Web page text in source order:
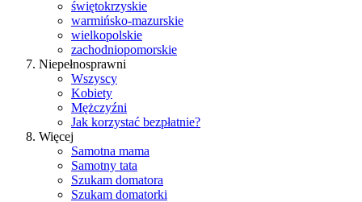
świętokrzyskie
warmińsko-mazurskie
wielkopolskie
zachodniopomorskie
Niepełnosprawni
Wszyscy
Kobiety
Mężczyźni
Jak korzystać bezpłatnie?
Więcej
Samotna mama
Samotny tata
Szukam domatora
Szukam domatorki